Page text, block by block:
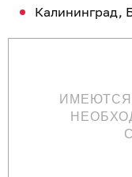
Калининград,